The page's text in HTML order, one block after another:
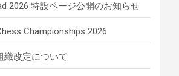
2026 特設ページ公開のお知らせ
Championships 2026
織改定について